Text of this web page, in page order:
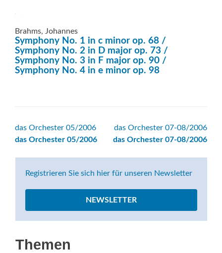
Brahms, Johannes
Symphony No. 1 in c minor op. 68 /
Symphony No. 2 in D major op. 73 /
Symphony No. 3 in F major op. 90 /
Symphony No. 4 in e minor op. 98
Beitrags-
das Orchester 05/2006
das Orchester 05/2006
das Orchester 07-08/2006
das Orchester 07-08/2006
Registrieren Sie sich hier für unseren Newsletter
NEWSLETTER
Themen